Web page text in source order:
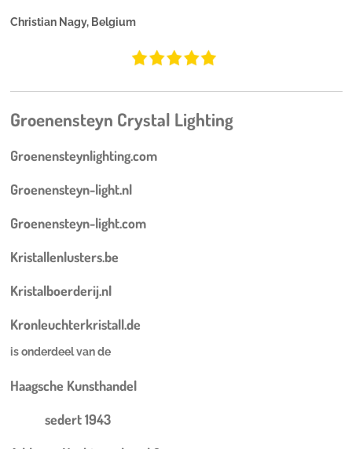
Christian Nagy, Belgium
Groenensteyn Crystal Lighting
Groenensteynlighting.com
Groenensteyn-light.nl
Groenensteyn-light.com
Kristallenlusters.be
Kristalboerderij.nl
Kronleuchterkristall.de
is onderdeel van de
Haagsche Kunsthandel
sedert 1943